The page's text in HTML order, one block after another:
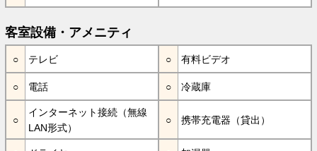
客室設備・アメニティ
テレビ 有料ビデオ
電話 冷蔵庫
インターネット接続（無線
LAN形式）
携帯充電器（貸出）